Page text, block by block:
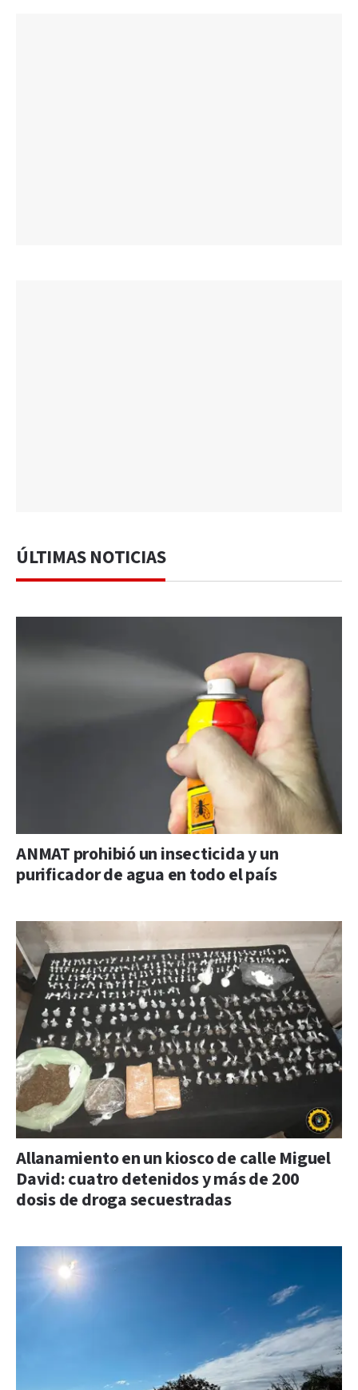
ÚLTIMAS NOTICIAS
ANMAT prohibió un insecticida y un
purificador de agua en todo el país
Allanamiento en un kiosco de calle Miguel
David: cuatro detenidos y más de 200
dosis de droga secuestradas